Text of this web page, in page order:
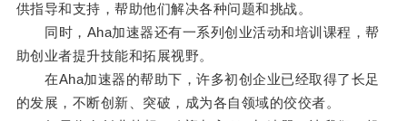
供指导和支持，帮助他们解决各种问题和挑战。
同时，Aha加速器还有一系列创业活动和培训课程，帮
助创业者提升技能和拓展视野。
在Aha加速器的帮助下，许多初创企业已经取得了长足
的发展，不断创新、突破，成为各自领域的佼佼者。